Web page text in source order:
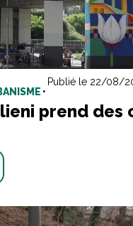
•
Publié le 22/08/
prend des